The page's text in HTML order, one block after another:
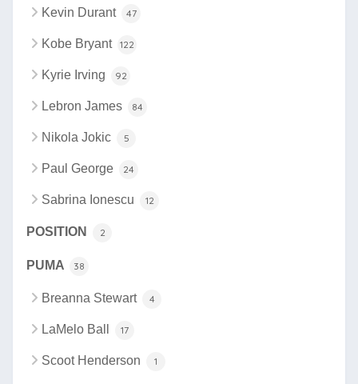
Kevin Durant 47
Kobe Bryant 122
Kyrie Irving 92
Lebron James 84
Nikola Jokic 5
Paul George 24
Sabrina Ionescu 12
POSITION 2
PUMA 38
Breanna Stewart 4
LaMelo Ball 17
Scoot Henderson 1